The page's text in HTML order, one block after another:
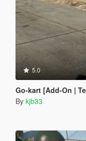
5.0
Go-kart [Add-On |
By kjb33